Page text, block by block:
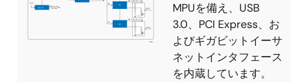
MPUを備え、USB
3.0、PCI Express、お
よびギガビットイーサ
ネットインタフェース
を内蔵しています。